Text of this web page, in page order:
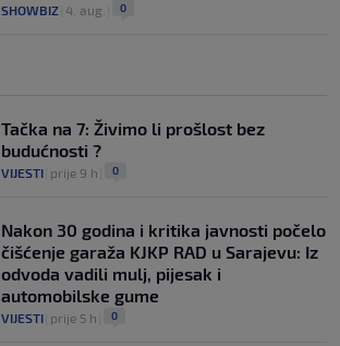
SHOWBIZ 4. aug. 0
Tačka na 7: Živimo li prošlost bez
budućnosti ?
VIJESTI prije 9 h 0
Nakon 30 godina i kritika javnosti počelo
čišćenje garaža KJKP RAD u Sarajevu: Iz
odvoda vadili mulj, pijesak i
automobilske gume
VIJESTI prije 5 h 0